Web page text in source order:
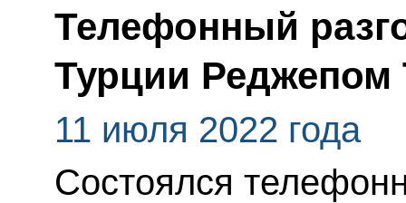
Телефонный
Турции
11 июля 2022 года
Состоялся